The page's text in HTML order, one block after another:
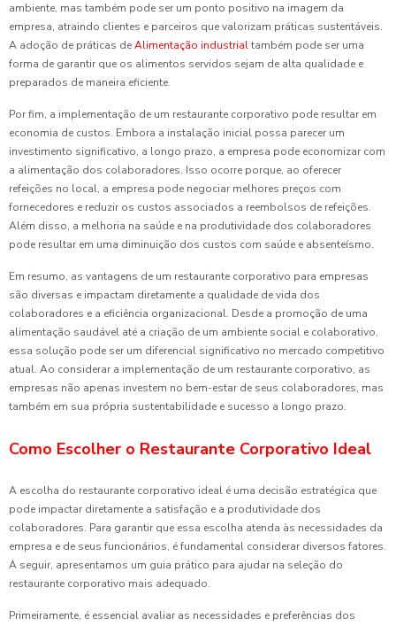
ambiente, mas também pode ser um ponto positivo na imagem da
empresa, atraindo clientes e parceiros que valorizam práticas sustentáveis.
A adoção de práticas deAlimentação industrialtambém pode ser uma
forma de garantir que os alimentos servidos sejam de alta qualidade e
preparados de maneira eficiente.
Por fim, a implementação de um restaurante corporativo pode resultar em
economia de custos. Embora a instalação inicial possa parecer um
investimento significativo, a longo prazo, a empresa pode economizar com
a alimentação dos colaboradores. Isso ocorre porque, ao oferecer
refeições no local, a empresa pode negociar melhores preços com
fornecedores e reduzir os custos associados a reembolsos de refeições.
Além disso, a melhoria na saúde e na produtividade dos colaboradores
pode resultar em uma diminuição dos custos com saúde e absenteísmo.
Em resumo, as vantagens de um restaurante corporativo para empresas
são diversas e impactam diretamente a qualidade de vida dos
colaboradores e a eficiência organizacional. Desde a promoção de uma
alimentação saudável até a criação de um ambiente social e colaborativo,
essa solução pode ser um diferencial significativo no mercado competitivo
atual. Ao considerar a implementação de um restaurante corporativo, as
empresas não apenas investem no bem-estar de seus colaboradores, mas
também em sua própria sustentabilidade e sucesso a longo prazo.
Como Escolher o Restaurante Corporativo Ideal
A escolha do restaurante corporativo ideal é uma decisão estratégica que
pode impactar diretamente a satisfação e a produtividade dos
colaboradores. Para garantir que essa escolha atenda às necessidades da
empresa e de seus funcionários, é fundamental considerar diversos fatores.
A seguir, apresentamos um guia prático para ajudar na seleção do
restaurante corporativo mais adequado.
Primeiramente, é essencial avaliar as necessidades e preferências dos